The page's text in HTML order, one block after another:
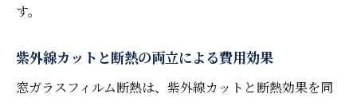
す。
紫外線カットと断熱の両立による費用効果
窓ガラスフィルム断熱は、紫外線カットと断熱効果を同